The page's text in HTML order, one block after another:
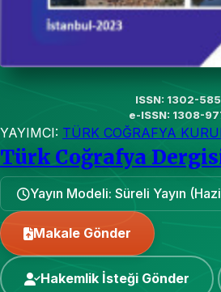
ISSN: 1302-
e-ISSN: 1308-
YAYIMCI: TÜRK COĞRAFYA
Türk Coğrafya
Yayın Modeli: Süreli Yayın
Makale Gönder
Hakemlik İsteği Gönder